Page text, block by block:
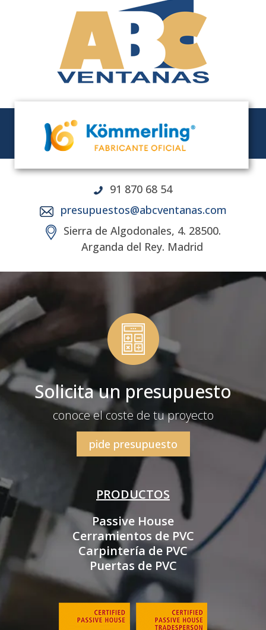
91 870 68 54
presupuestos@abcventanas.com
Sierra de Algodonales, 4. 28500.
Arganda del Rey. Madrid
Solicita un presupuesto
conoce el coste de tu proyecto
pide presupuesto
PRODUCTOS
Passive House
Cerramientos de PVC
Carpintería de PVC
Puertas de PVC